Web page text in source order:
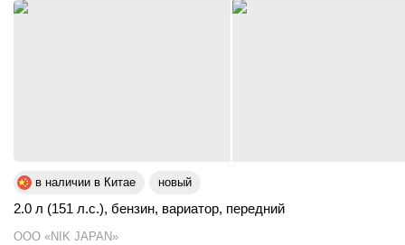
в наличии в Китае новый
2.0 л (151 л.с.), бензин, вариатор, передний
ООО «NIK JAPAN»